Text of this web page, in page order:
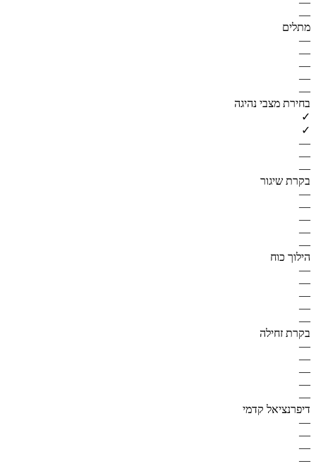
—
מתלים
—
—
—
—
—
בחירת מצבי נהיגה
✓
✓
—
—
—
בקרת שיגור
—
—
—
—
—
הילוך כוח
—
—
—
—
—
בקרת זחילה
—
—
—
—
—
דיפרנציאל קדמי
—
—
—
—